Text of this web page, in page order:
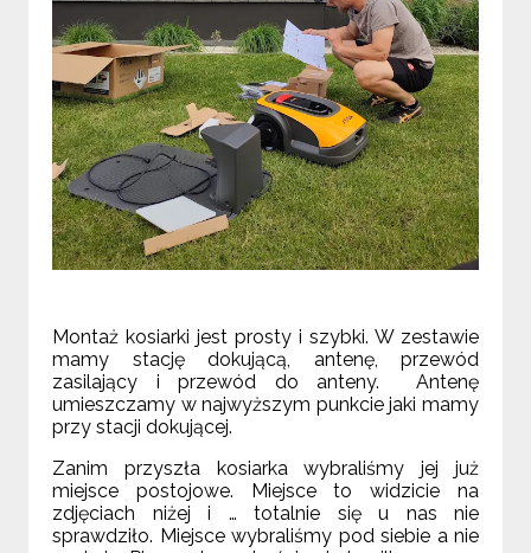
Montaż kosiarki jest prosty i szybki. W zestawie
mamy stację dokującą, antenę, przewód
zasilający i przewód do anteny. Antenę
umieszczamy w najwyższym punkcie jaki mamy
przy stacji dokującej.
Zanim przyszła kosiarka wybraliśmy jej już
miejsce postojowe. Miejsce to widzicie na
zdjęciach niżej i … totalnie się u nas nie
sprawdziło. Miejsce wybraliśmy pod siebie a nie